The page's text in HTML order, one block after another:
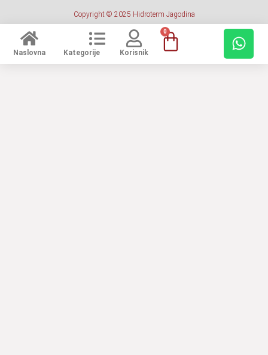
Copyright © 2025 Hidroterm Jagodina
Naslovna Kategorije Korisnik
0